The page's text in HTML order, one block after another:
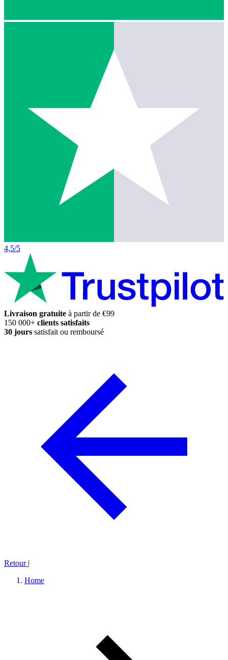
4,5/5
Livraison gratuite à partir de €99
150 000+ clients satisfaits
30 jours satisfait ou remboursé
Retour |
Home